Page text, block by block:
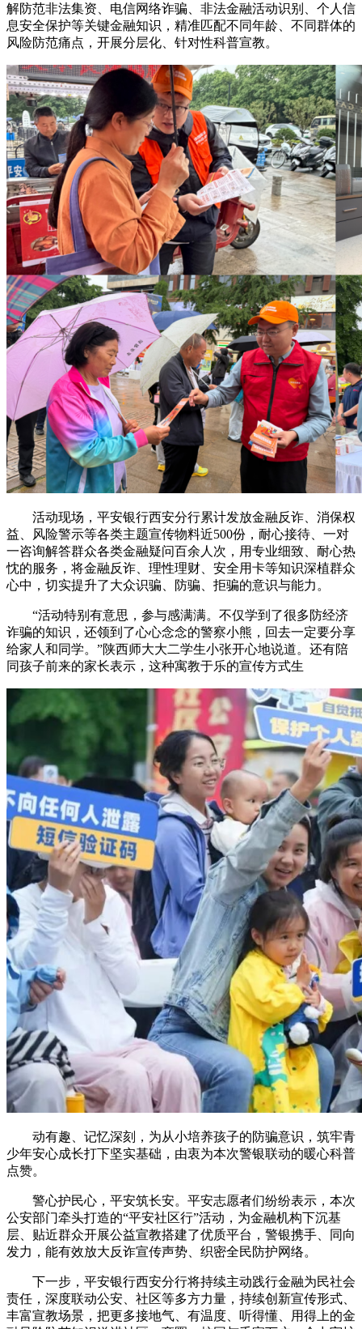
解防范非法集资、电信网络诈骗、非法金融活动识别、个人信
息安全保护等关键金融知识，精准匹配不同年龄、不同群体的
风险防范痛点，开展分层化、针对性科普宣教。
活动现场，平安银行西安分行累计发放金融反诈、消保权
益、风险警示等各类主题宣传物料近500份，耐心接待、一对
一咨询解答群众各类金融疑问百余人次，用专业细致、耐心热
忱的服务，将金融反诈、理性理财、安全用卡等知识深植群众
心中，切实提升了大众识骗、防骗、拒骗的意识与能力。
“活动特别有意思，参与感满满。不仅学到了很多防经济
诈骗的知识，还领到了心心念念的警察小熊，回去一定要分享
给家人和同学。”陕西师大大二学生小张开心地说道。还有陪
同孩子前来的家长表示，这种寓教于乐的宣传方式生
动有趣、记忆深刻，为从小培养孩子的防骗意识，筑牢青
少年安心成长打下坚实基础，由衷为本次警银联动的暖心科普
点赞。
警心护民心，平安筑长安。平安志愿者们纷纷表示，本次
公安部门牵头打造的“平安社区行”活动，为金融机构下沉基
层、贴近群众开展公益宣教搭建了优质平台，警银携手、同向
发力，能有效放大反诈宣传声势、织密全民防护网络。
下一步，平安银行西安分行将持续主动践行金融为民社会
责任，深度联动公安、社区等多方力量，持续创新宣传形式、
丰富宣教场景，把更多接地气、有温度、听得懂、用得上的金